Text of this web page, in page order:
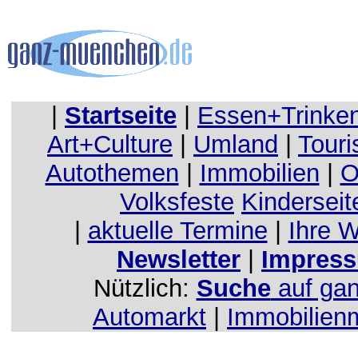
Startseite
Art+Culture
Umland
Autothemen
Immobilien
Volksfeste
aktuelle Termine
Ihre
Newsletter
Nützlich: Sucheauf
Automarkt